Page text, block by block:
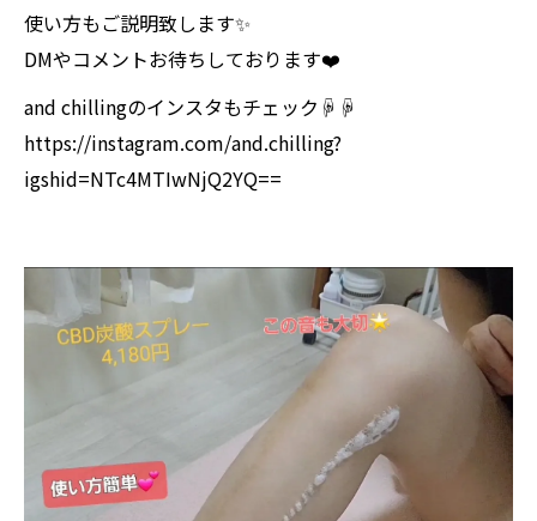
使い方もご説明致します✨
DMやコメントお待ちしております❤️
and chillingのインスタもチェック☟☟
https://instagram.com/and.chilling?
igshid=NTc4MTIwNjQ2YQ==